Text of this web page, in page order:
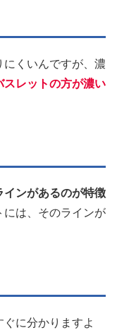
くいんですが、濃
スレットの方が濃い
インがあるのが特徴
には、そのラインが
に分かりますよ